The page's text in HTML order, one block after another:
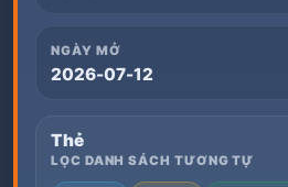
NGÀY MỞ
2026-07-12
Thẻ
LỌC DANH SÁCH TƯƠNG TỰ